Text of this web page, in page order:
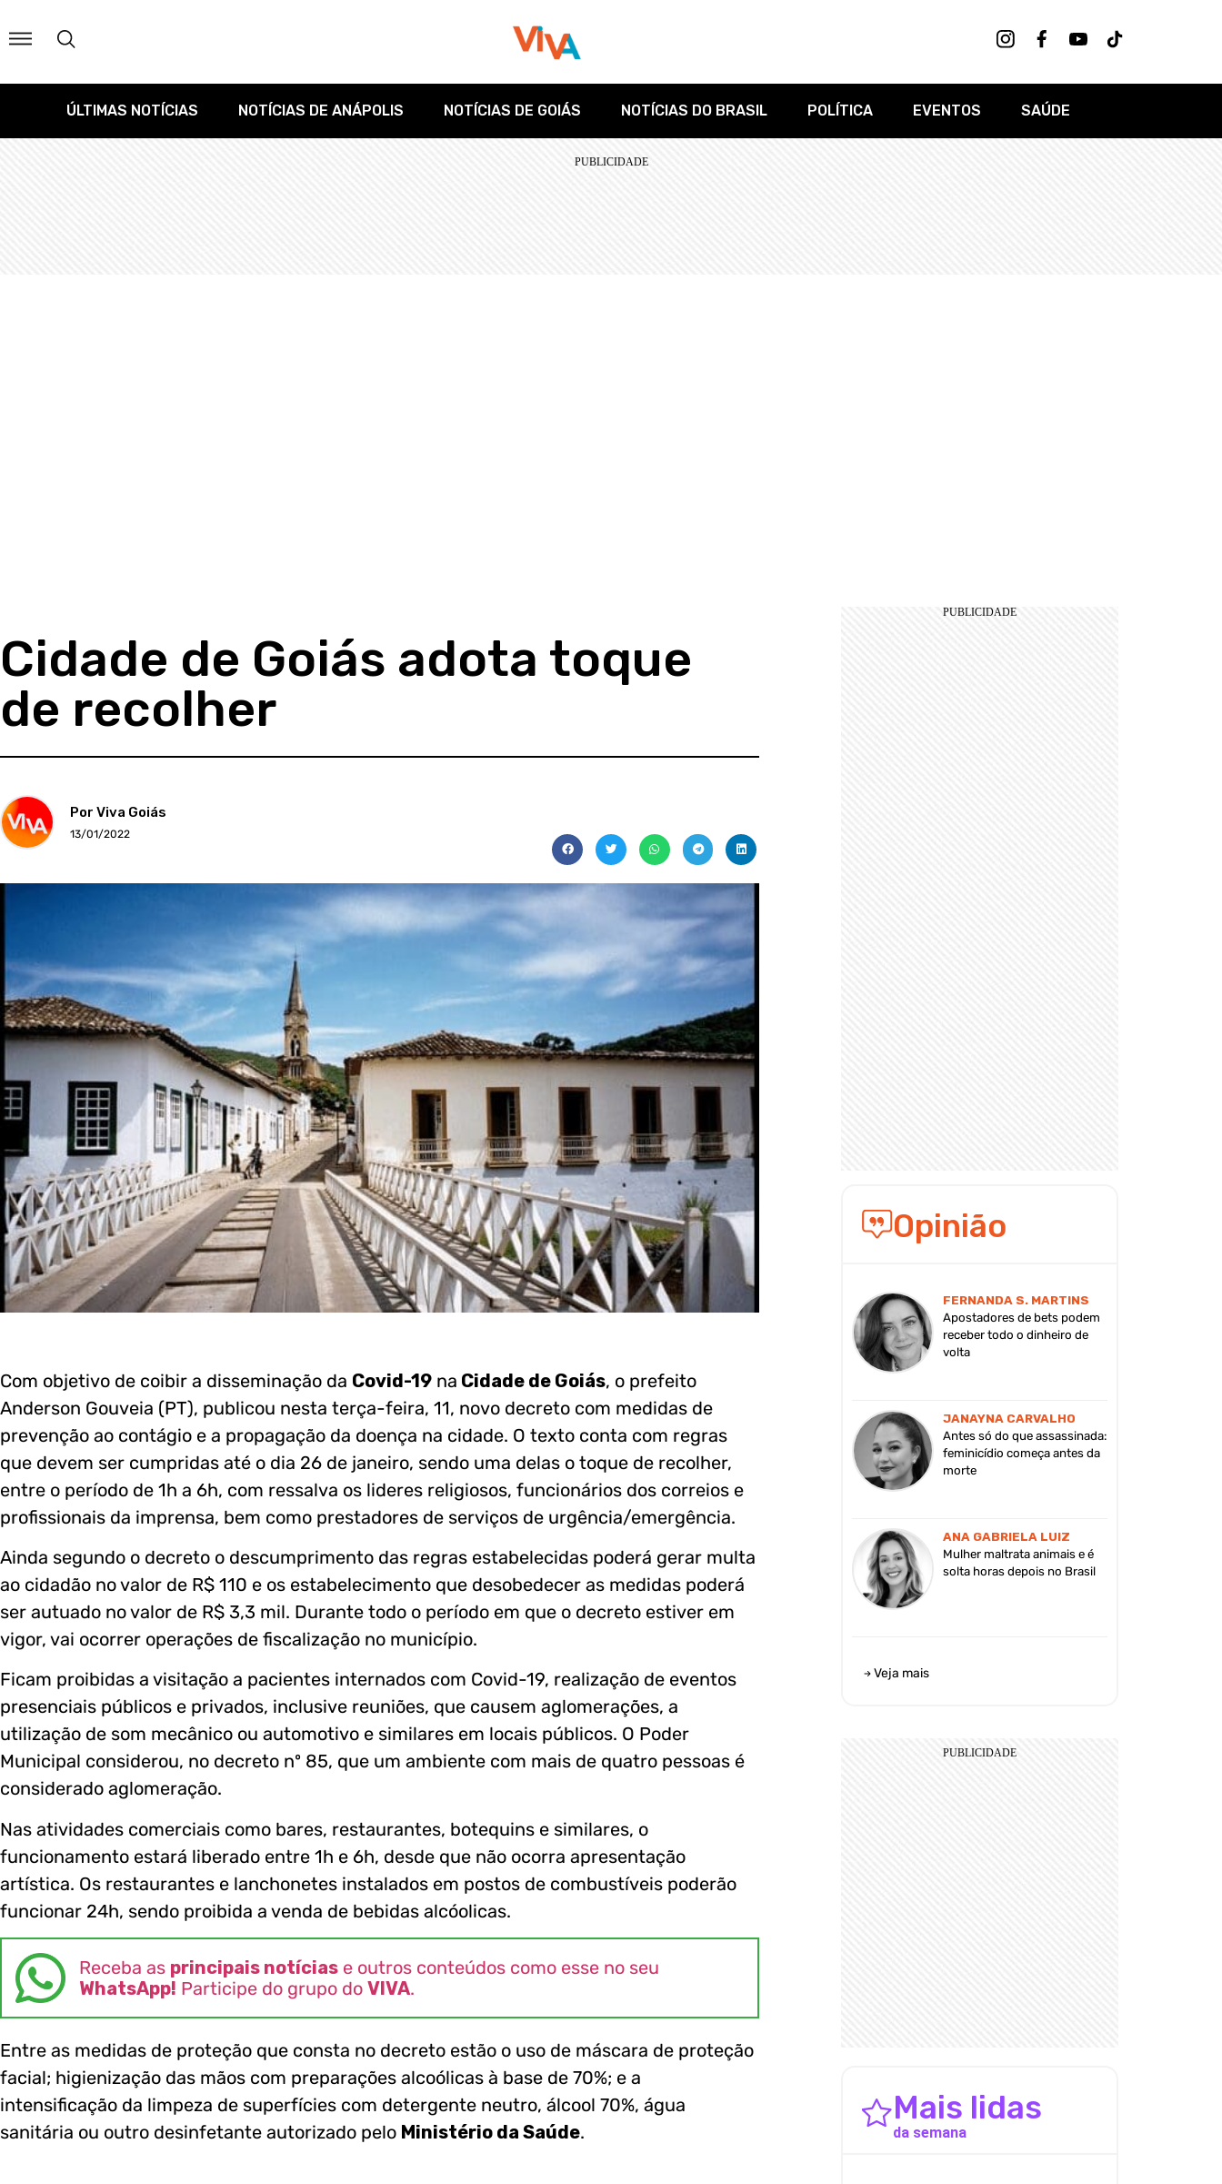
ÚLTIMAS NOTÍCIAS NOTÍCIAS DE ANÁPOLIS NOTÍCIAS DE GOIÁS NOTÍCIAS DO BRASIL POLÍTICA EVENTOS SAÚDE
Cidade de Goiás adota toque
de recolher
Por Viva Goiás
13/01/2022
Com objetivo de coibir a disseminação da Covid-19 na Cidade de Goiás, o prefeito
Anderson Gouveia (PT), publicou nesta terça-feira, 11, novo decreto com medidas de
prevenção ao contágio e a propagação da doença na cidade. O texto conta com regras
que devem ser cumpridas até o dia 26 de janeiro, sendo uma delas o toque de recolher,
entre o período de 1h a 6h, com ressalva os lideres religiosos, funcionários dos correios e
profissionais da imprensa, bem como prestadores de serviços de urgência/emergência.
Ainda segundo o decreto o descumprimento das regras estabelecidas poderá gerar multa
ao cidadão no valor de R$ 110 e os estabelecimento que desobedecer as medidas poderá
ser autuado no valor de R$ 3,3 mil. Durante todo o período em que o decreto estiver em
vigor, vai ocorrer operações de fiscalização no município.
Ficam proibidas a visitação a pacientes internados com Covid-19, realização de eventos
presenciais públicos e privados, inclusive reuniões, que causem aglomerações, a
utilização de som mecânico ou automotivo e similares em locais públicos. O Poder
Municipal considerou, no decreto nº 85, que um ambiente com mais de quatro pessoas é
considerado aglomeração.
Nas atividades comerciais como bares, restaurantes, botequins e similares, o
funcionamento estará liberado entre 1h e 6h, desde que não ocorra apresentação
artística. Os restaurantes e lanchonetes instalados em postos de combustíveis poderão
funcionar 24h, sendo proibida a venda de bebidas alcóolicas.
Receba as principais notícias e outros conteúdos como esse no seu
WhatsApp! Participe do grupo do VIVA.
Entre as medidas de proteção que consta no decreto estão o uso de máscara de proteção
facial; higienização das mãos com preparações alcoólicas à base de 70%; e a
intensificação da limpeza de superfícies com detergente neutro, álcool 70%, água
sanitária ou outro desinfetante autorizado pelo Ministério da Saúde.
Opinião
FERNANDA S. MARTINS
Apostadores de bets podem
receber todo o dinheiro de
volta
JANAYNA CARVALHO
Antes só do que assassinada:
feminicídio começa antes da
morte
ANA GABRIELA LUIZ
Mulher maltrata animais e é
solta horas depois no Brasil
Veja mais
Mais lidas
da semana